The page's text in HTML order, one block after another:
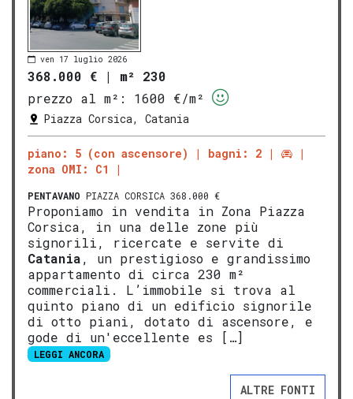
ven 17 luglio 2026
368.000 € | m² 230
prezzo al m²:
1600 €/m²
Piazza Corsica, Catania
piano: 5 (con ascensore)
bagni: 2
zona OMI: C1
PENTAVANO PIAZZA CORSICA 368.000 €
Proponiamo in vendita in Zona Piazza
Corsica, in una delle zone più
signorili, ricercate e servite di
Catania, un prestigioso e grandissimo
appartamento di circa 230 m²
commerciali. L’immobile si trova al
quinto piano di un edificio signorile
di otto piani, dotato di ascensore, e
gode di un'eccellente es […]
LEGGI ANCORA
ALTRE FONTI